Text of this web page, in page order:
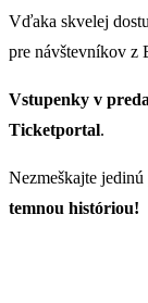
Vďaka skvelej
pre návštevníkov z
Vstupenky v
Ticketportal.
Nezmeškajte
temnou históriou!